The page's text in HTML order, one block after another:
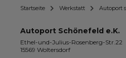
Die Marke
Startseite Werkstatt Autoport
Autoport Schönefeld e.K.
Ethel-und-Julius-Rosenberg-Str.22
15569 Woltersdorf